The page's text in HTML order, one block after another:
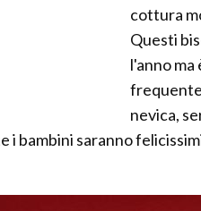
cottura
Questi
l'anno
nevica,
i bambini saranno